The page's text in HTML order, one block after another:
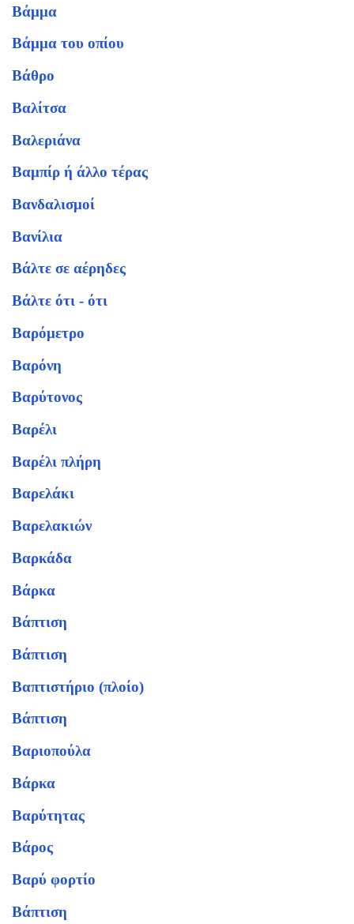
Βάμμα
Βάμμα του οπίου
Βάθρο
Βαλίτσα
Βαλεριάνα
Βαμπίρ ή άλλο τέρας
Βανδαλισμοί
Βανίλια
Βάλτε σε αέρηδες
Βάλτε ότι - ότι
Βαρόμετρο
Βαρόνη
Βαρύτονος
Βαρέλι
Βαρέλι πλήρη
Βαρελάκι
Βαρελακιών
Βαρκάδα
Βάρκα
Βάπτιση
Βάπτιση
Βαπτιστήριο (πλοίο)
Βάπτιση
Βαριοπούλα
Βάρκα
Βαρύτητας
Βάρος
Βαρύ φορτίο
Βάπτιση